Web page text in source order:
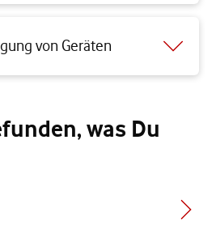
von Geräten
was Du